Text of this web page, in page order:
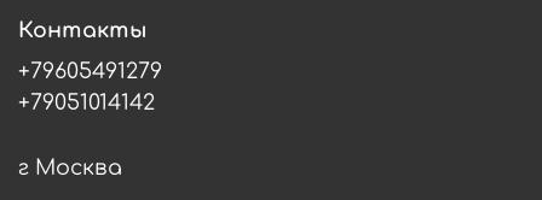
Контакты
+79605491279
+79051014142
г Москва